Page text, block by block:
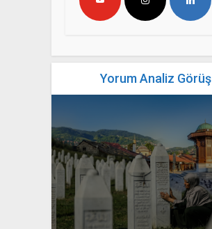
Yorum Analiz Görüş
yazan
Bahri Ak